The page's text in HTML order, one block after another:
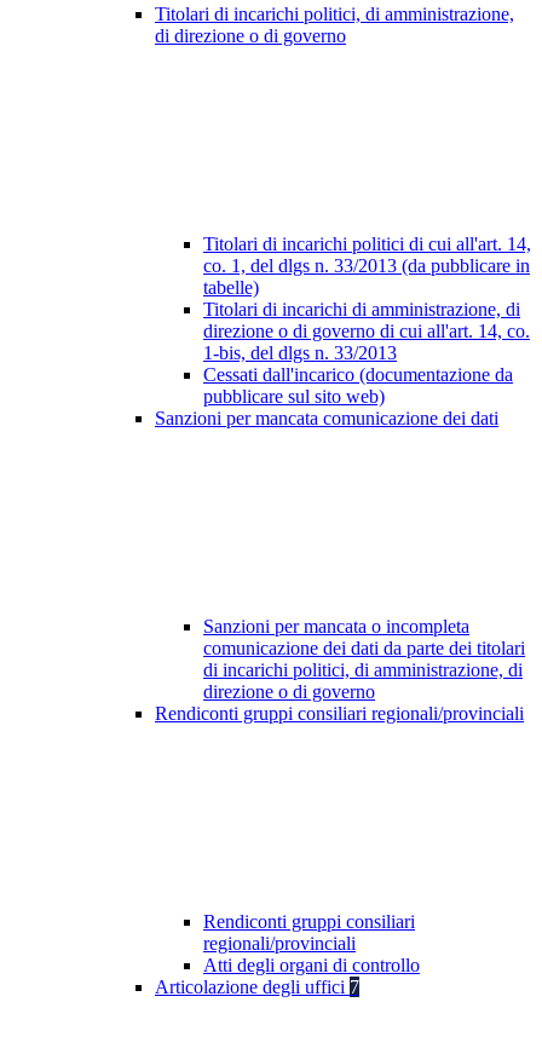
Titolari di incarichi politici, di amministrazione,
di direzione o di governo
Titolari di incarichi politici di cui all'art. 14,
co. 1, del dlgs n. 33/2013 (da pubblicare in
tabelle)
Titolari di incarichi di amministrazione, di
direzione o di governo di cui all'art. 14, co.
1-bis, del dlgs n. 33/2013
Cessati dall'incarico (documentazione da
pubblicare sul sito web)
Sanzioni per mancata comunicazione dei dati
Sanzioni per mancata o incompleta
comunicazione dei dati da parte dei titolari
di incarichi politici, di amministrazione, di
direzione o di governo
Rendiconti gruppi consiliari regionali/provinciali
Rendiconti gruppi consiliari
regionali/provinciali
Atti degli organi di controllo
Articolazione degli uffici 7